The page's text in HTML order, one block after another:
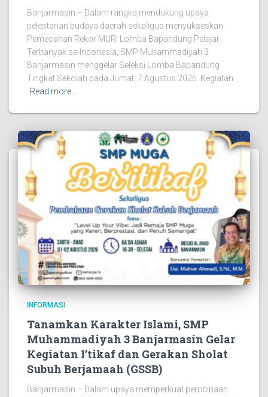
Banjarmasin – Dalam rangka mendukung upaya
pelestarian budaya daerah sekaligus menyukseskan
Pemecahan Rekor MURI Lomba Bapandung Pelajar
Terbanyak se-Indonesia, SMP Muhammadiyah 3
Banjarmasin menggelar Seleksi Lomba Bapandung
Tingkat Sekolah pada Jumat, 7 Agustus 2026. Kegiatan
Read more…
INFORMASI
Tanamkan Karakter Islami, SMP
Muhammadiyah 3 Banjarmasin Gelar
Kegiatan I’tikaf dan Gerakan Sholat
Subuh Berjamaah (GSSB)
Banjarmasin – Dalam upaya memperkuat pembinaan